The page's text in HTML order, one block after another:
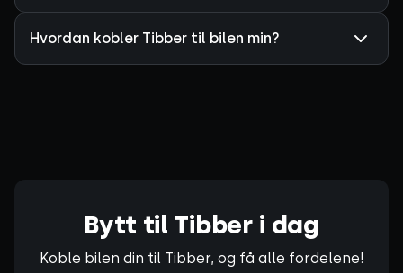
Hvordan kobler Tibber til bilen min?
Bytt til Tibber i dag
Koble bilen din til Tibber, og få alle fordelene!